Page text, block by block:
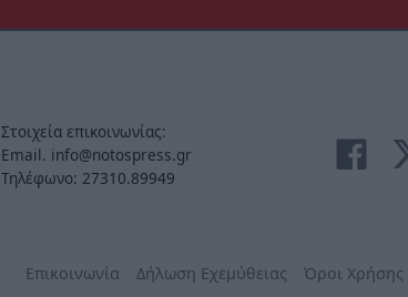
Στοιχεία επικοινωνίας:
Email. info@notospress.gr
Τηλέφωνο: 27310.89949
Επικοινωνία Δήλωση Εχεμύθειας Όροι Χρήσης